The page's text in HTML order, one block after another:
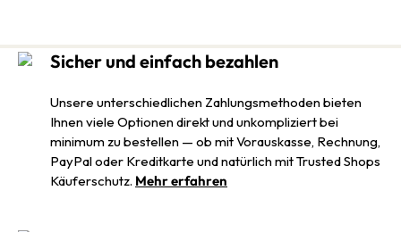
Sicher und einfach bezahlen
Unsere unterschiedlichen Zahlungsmethoden bieten
Ihnen viele Optionen direkt und unkompliziert bei
minimum zu bestellen — ob mit Vorauskasse, Rechnung,
PayPal oder Kreditkarte und natürlich mit Trusted Shops
Käuferschutz. Mehr erfahren